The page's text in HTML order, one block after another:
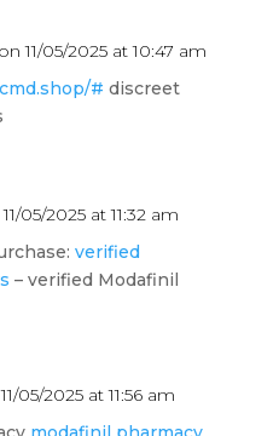
on 11/05/2025 at 10:47 am
# discreet
05/2025 at 11:32 am
verified
– verified Modafinil
05/2025 at 11:56 am